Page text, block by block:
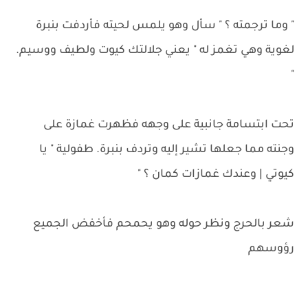
" وما ترجمته ؟ " سأل وهو يلمس لحيته فأردفت بنبرة
لغوية وهي تغمز له " يعني جلالتك كيوت ولطيف ووسيم.
"
تحت ابتسامة جانبية على وجهه فظهرت غمازة على
وجنته مما جعلها تشير إليه وتردف بنبرة. طفولية " يا
كيوتي | وعندك غمازات كمان ؟ "
شعر بالحرج ونظر حوله وهو يحمحم فأخفض الجميع
رؤوسهم